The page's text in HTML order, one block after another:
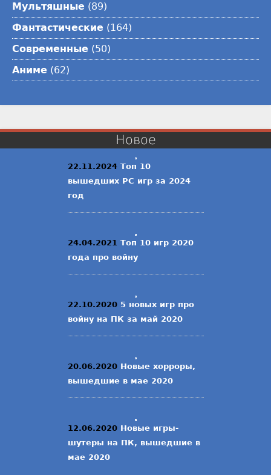
Мультяшные (89)
Фантастические (164)
Современные (50)
Аниме (62)
Новое
22.11.2024 Топ 10
вышедших PC игр за 2024
год
24.04.2021 Топ 10 игр 2020
года про войну
22.10.2020 5 новых игр про
войну на ПК за май 2020
20.06.2020 Новые хорроры,
вышедшие в мае 2020
12.06.2020 Новые игры-
шутеры на ПК, вышедшие в
мае 2020